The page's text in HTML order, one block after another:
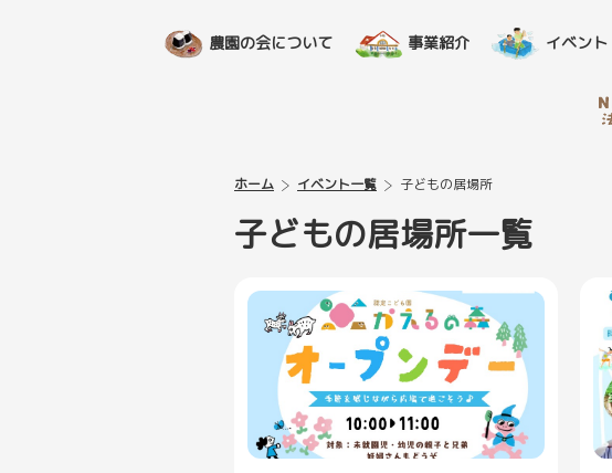
農園の会について 事業紹介 イベント
ホーム イベント一覧 子どもの居場所
子どもの居場所一覧